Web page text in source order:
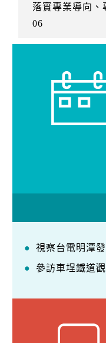
落實專業導向、
06
視察台電明潭
參訪車埕鐵道